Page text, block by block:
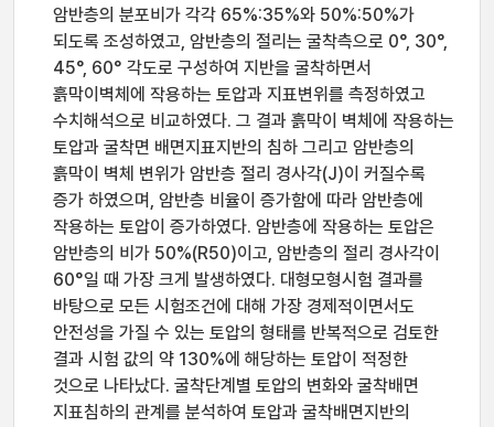
암반층의 분포비가 각각 65%:35%와 50%:50%가
되도록 조성하였고, 암반층의 절리는 굴착측으로 0°, 30°,
45°, 60° 각도로 구성하여 지반을 굴착하면서
흙막이벽체에 작용하는 토압과 지표변위를 측정하였고
수치해석으로 비교하였다. 그 결과 흙막이 벽체에 작용하는
토압과 굴착면 배면지표지반의 침하 그리고 암반층의
흙막이 벽체 변위가 암반층 절리 경사각(J)이 커질수록
증가 하였으며, 암반층 비율이 증가함에 따라 암반층에
작용하는 토압이 증가하였다. 암반층에 작용하는 토압은
암반층의 비가 50%(R50)이고, 암반층의 절리 경사각이
60°일 때 가장 크게 발생하였다. 대형모형시험 결과를
바탕으로 모든 시험조건에 대해 가장 경제적이면서도
안전성을 가질 수 있는 토압의 형태를 반복적으로 검토한
결과 시험 값의 약 130%에 해당하는 토압이 적정한
것으로 나타났다. 굴착단계별 토압의 변화와 굴착배면
지표침하의 관계를 분석하여 토압과 굴착배면지반의